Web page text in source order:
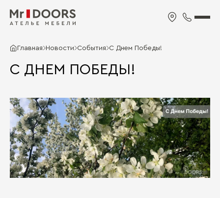
Главная Новости События С Днем Победы!
С ДНЕМ ПОБЕДЫ!